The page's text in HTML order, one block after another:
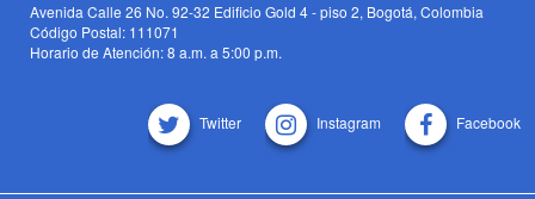
Avenida Calle 26 No. 92-32 Edificio Gold 4 - piso 2, Bogotá, Colombia
Código Postal: 111071
Horario de Atención: 8 a.m. a 5:00 p.m.
Twitter Instagram Facebook